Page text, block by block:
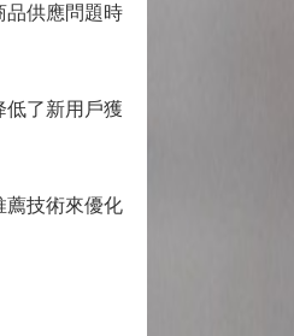
供應問題時
了新用戶獲
技術來優化